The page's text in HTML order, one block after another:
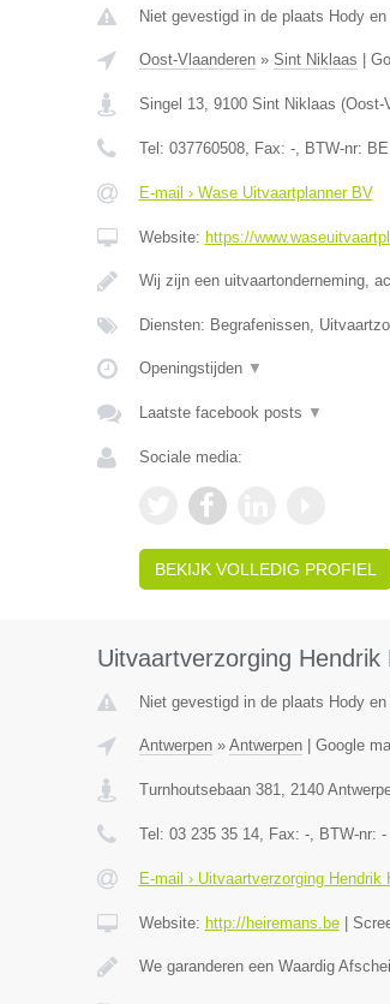
Niet gevestigd in de plaats Hody
Oost-Vlaanderen» Sint Niklaas
Singel 13, 9100 Sint Niklaas (Oost-
Tel: 037760508, Fax: -, BTW-nr:
E-mail › Wase Uitvaartplanner BV
Website: https://
Wij zijn een uitvaartonderneming,
Diensten: Begrafenissen,
Openingstijden ▼
Laatste facebook posts ▼
Sociale media:
BEKIJK VOLLEDIG PROFIEL
Uitvaartverzorging Hendrik
Niet gevestigd in de plaats Hody
Antwerpen» Antwerpen| Google
Turnhoutsebaan 381, 2140
Tel: 03 235 35 14, Fax: -, BTW-nr: -
E-mail › Uitvaartverzorging Hendrik
Website: http://heiremans.be|
We garanderen een Waardig